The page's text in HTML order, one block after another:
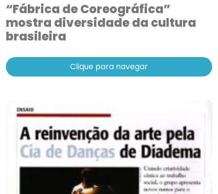
“Fábrica de Coreográfica”
mostra diversidade da cultura
brasileira
Clique para navegar